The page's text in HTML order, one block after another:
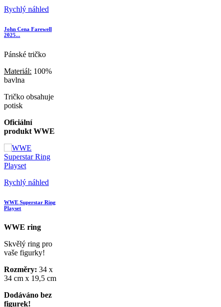
Rychlý náhled
John Cena Farewell
2025...
Pánské tričko
Materiál: 100%
bavlna
Tričko obsahuje
potisk
Oficiální
produkt WWE
Rychlý náhled
WWE Superstar Ring
Playset
WWE ring
Skvělý ring pro
vaše figurky!
Rozměry: 34 x
34 cm x 19,5 cm
Dodáváno bez
figurek!